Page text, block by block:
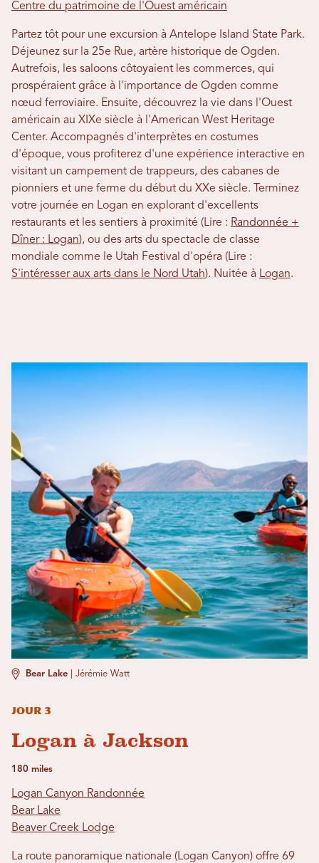
Centre du patrimoine de l'Ouest américain
Partez tôt pour une excursion à Antelope Island State Park.
Déjeunez sur la 25e Rue, artère historique de Ogden.
Autrefois, les saloons côtoyaient les commerces, qui
prospéraient grâce à l'importance de Ogden comme
nœud ferroviaire. Ensuite, découvrez la vie dans l'Ouest
américain au XIXe siècle à l'American West Heritage
Center. Accompagnés d'interprètes en costumes
d'époque, vous profiterez d'une expérience interactive en
visitant un campement de trappeurs, des cabanes de
pionniers et une ferme du début du XXe siècle. Terminez
votre journée en Logan en explorant d'excellents
restaurants et les sentiers à proximité (Lire : Randonnée +
Dîner : Logan), ou des arts du spectacle de classe
mondiale comme le Utah Festival d'opéra (Lire :
S'intéresser aux arts dans le Nord Utah). Nuitée à Logan.
Bear Lake Jérémie Watt
Jour 3
Logan à Jackson
180 miles
Logan Canyon Randonnée
Bear Lake
Beaver Creek Lodge
La route panoramique nationale (Logan Canyon) offre 69